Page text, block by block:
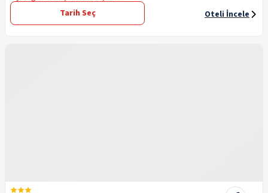
Tarih Seç
Oteli İncele